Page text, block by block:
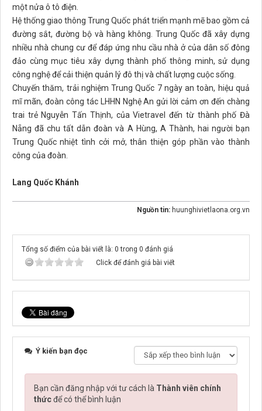
một nửa ô tô điện.
Hệ thống giao thông Trung Quốc phát triển mạnh mẽ bao gồm cả
đường sắt, đường bộ và hàng không. Trung Quốc đã xây dựng
nhiều nhà chung cư để đáp ứng nhu cầu nhà ở của dân số đông
đảo cùng mục tiêu xây dựng thành phố thông minh, sử dụng
công nghệ để cải thiện quản lý đô thị và chất lượng cuộc sống.
Chuyến thăm, trải nghiệm Trung Quốc 7 ngày an toàn, hiệu quả
mĩ mãn, đoàn công tác LHHN Nghệ An gửi lời cảm ơn đến chàng
trai trẻ Nguyễn Tấn Thịnh, của Vietravel đến từ thành phố Đà
Nẵng đã chu tất dẫn đoàn và A Hùng, A Thành, hai người bạn
Trung Quốc nhiệt tình cởi mở, thân thiện góp phần vào thành
công của đoàn.
Lang Quốc Khánh
Nguồn tin: huunghivietlaona.org.vn
Tổng số điểm của bài viết là: 0 trong 0 đánh giá
Click để đánh giá bài viết
Ý kiến bạn đọc
Bạn cần đăng nhập với tư cách là Thành viên chính
thứcđể có thể bình luận